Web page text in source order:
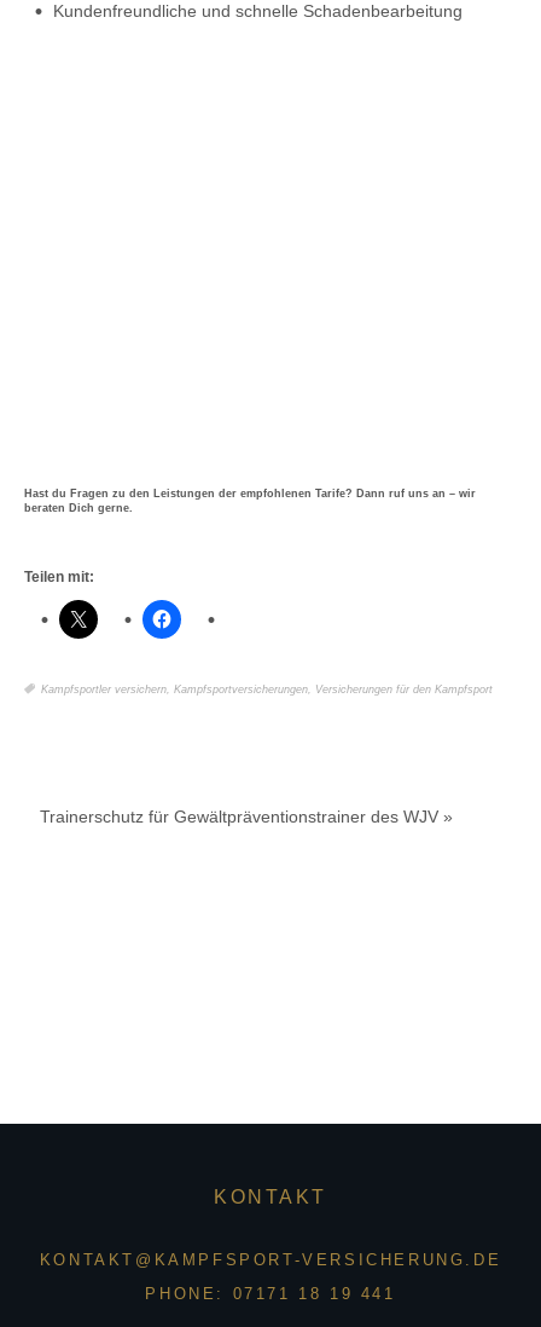
Kundenfreundliche und schnelle Schadenbearbeitung
Hast du Fragen zu den Leistungen der empfohlenen Tarife? Dann ruf uns an – wir
beraten Dich gerne.
Teilen mit:
Kampfsportler versichern Kampfsportversicherungen Versicherungen für den Kampfsport
Trainerschutz für Gewältpräventionstrainer des WJV »
KONTAKT
KONTAKT@KAMPFSPORT-VERSICHERUNG.DE
PHONE: 07171 18 19 441